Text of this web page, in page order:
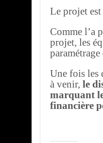
Le projet est
Comme l’a
projet, les
Une fois les
à venir, le
marquant
financière